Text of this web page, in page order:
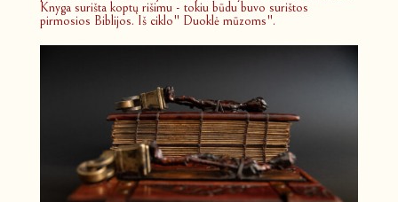
Knyga surišta koptų rišimu - tokiu būdu buvo surištos
pirmosios Biblijos. Iš ciklo" Duoklė mūzoms".